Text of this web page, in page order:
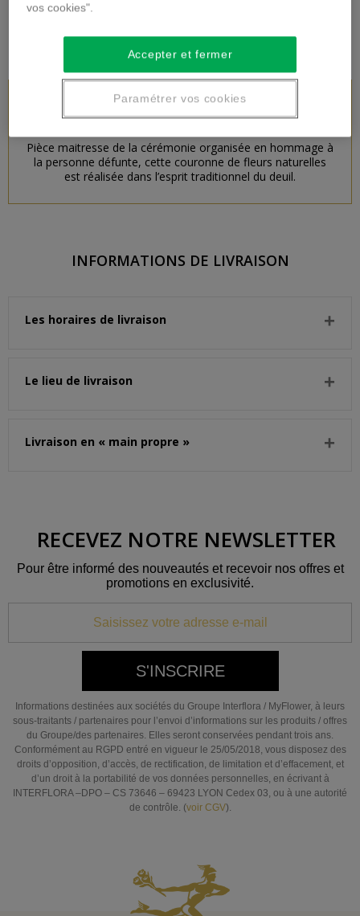
DESCRIPTION DU PRODUIT
Pièce maitresse de la cérémonie organisée en hommage à
la personne défunte, cette couronne de fleurs naturelles
est réalisée dans l’esprit traditionnel du deuil.
INFORMATIONS DE LIVRAISON
Les horaires de livraison
Le lieu de livraison
Livraison en « main propre »
RECEVEZ NOTRE NEWSLETTER
Pour être informé des nouveautés et recevoir nos offres et
promotions en exclusivité.
S'INSCRIRE
Informations destinées aux sociétés du Groupe Interflora / MyFlower, à leurs
sous-traitants / partenaires pour l’envoi d’informations sur les produits / offres
du Groupe/des partenaires. Elles seront conservées pendant trois ans.
Conformément au RGPD entré en vigueur le 25/05/2018, vous disposez des
droits d’opposition, d’accès, de rectification, de limitation et d’effacement, et
d’un droit à la portabilité de vos données personnelles, en écrivant à
INTERFLORA –DPO – CS 73646 – 69423 LYON Cedex 03, ou à une autorité
de contrôle. (voir CGV).
vos cookies".
Accepter et fermer
Paramétrer vos cookies